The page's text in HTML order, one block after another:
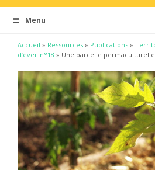
Menu
Accueil » Ressources » Publications »
d’éveil n°18 » Une parcelle permaculturelle